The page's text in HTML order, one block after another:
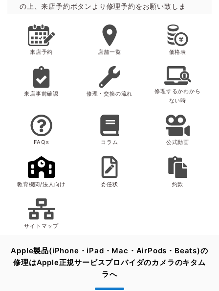
の上、来店予約ボタンより修理予約をお願い致しま
プログラム対象か確認する
2024.11.01
スプログラム
お使いのiPhone 14 Plusが本プログラムの対象となる
かどうかご確認の上、来店予約ボタンより修理予約を
プログラム対象か確認する
来店予約 店舗一覧 価格表
来店事前確認 修理・交換の流れ
修理するかわから
ない時
FAQs コラム 公式動画
教育機関/法人向け 委任状 約款
サイトマップ
Apple製品(iPhone・iPad・Mac・AirPods・Beats)の
修理はApple正規サービスプロバイダのカメラのキタム
ラへ